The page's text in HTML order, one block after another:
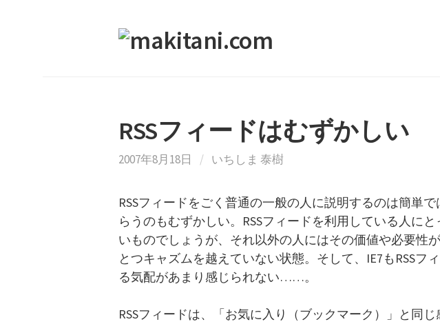
RSSフィードはむずかしい
2007年8月18日 / いちしま 泰樹
RSSフィードをごく普通の一般の人に説明するのは簡単
らうのもむずかしい。RSSフィードを利用している人に
いものでしょうが、それ以外の人にはその価値や必要性
とつキャズムを越えていない状態。そして、IE7もRSSフ
る気配があまり感じられない……。
RSSフィードは、「お気に入り（ブックマーク）」と同